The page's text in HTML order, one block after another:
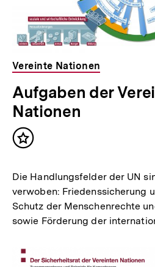
Vereinte Nationen
Aufgaben der
Nationen
Inhalt
Die Handlungsfelder der UN
verwoben: Friedenssicherung
Schutz der Menschenrechte
sowie Förderung der